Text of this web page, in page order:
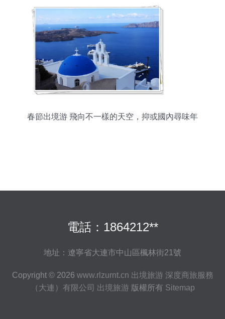
春節出境游 飛向不一樣的天空，抑或國內尋味年
電話：1864212**
地址：遼寧省大連市中山區楓林街21號
Copyright © 2026 www.rlzurnt.cn 出境旅游 深度商旅服務
（大連）有限公司 出境旅游 版權所有 Sitemap